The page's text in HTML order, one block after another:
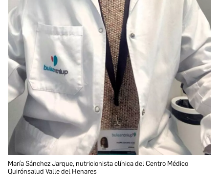
María Sánchez Jarque, nutricionista clínica del Centro Médico
Quirónsalud Valle del Henares